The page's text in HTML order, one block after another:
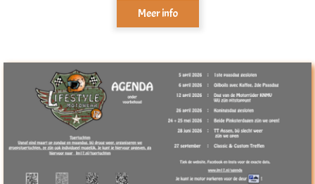
Meer info